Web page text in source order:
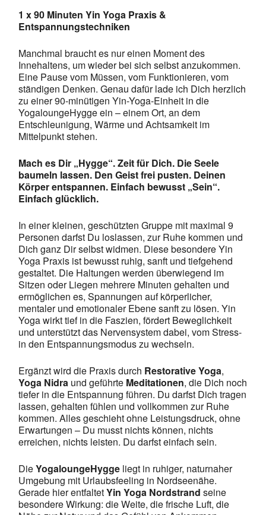
1 x 90 Minuten Yin Yoga Praxis &
Entspannungstechniken
Manchmal braucht es nur einen Moment des
Innehaltens, um wieder bei sich selbst anzukommen.
Eine Pause vom Müssen, vom Funktionieren, vom
ständigen Denken. Genau dafür lade ich Dich herzlich
zu einer 90-minütigen Yin-Yoga-Einheit in die
YogaloungeHygge ein – einem Ort, an dem
Entschleunigung, Wärme und Achtsamkeit im
Mittelpunkt stehen.
Mach es Dir „Hygge“. Zeit für Dich. Die Seele
baumeln lassen. Den Geist frei pusten. Deinen
Körper entspannen. Einfach bewusst „Sein“.
Einfach glücklich.
In einer kleinen, geschützten Gruppe mit maximal 9
Personen darfst Du loslassen, zur Ruhe kommen und
Dich ganz Dir selbst widmen. Diese besondere Yin
Yoga Praxis ist bewusst ruhig, sanft und tiefgehend
gestaltet. Die Haltungen werden überwiegend im
Sitzen oder Liegen mehrere Minuten gehalten und
ermöglichen es, Spannungen auf körperlicher,
mentaler und emotionaler Ebene sanft zu lösen. Yin
Yoga wirkt tief in die Faszien, fördert Beweglichkeit
und unterstützt das Nervensystem dabei, vom Stress-
in den Entspannungsmodus zu wechseln.
Ergänzt wird die Praxis durch Restorative Yoga,
Yoga Nidra und geführte Meditationen, die Dich noch
tiefer in die Entspannung führen. Du darfst Dich tragen
lassen, gehalten fühlen und vollkommen zur Ruhe
kommen. Alles geschieht ohne Leistungsdruck, ohne
Erwartungen – Du musst nichts können, nichts
erreichen, nichts leisten. Du darfst einfach sein.
DieYogaloungeHygge liegt in ruhiger, naturnaher
Umgebung mit Urlaubsfeeling in Nordseenähe.
Gerade hier entfaltetYin Yoga Nordstrand seine
besondere Wirkung: die Weite, die frische Luft, die